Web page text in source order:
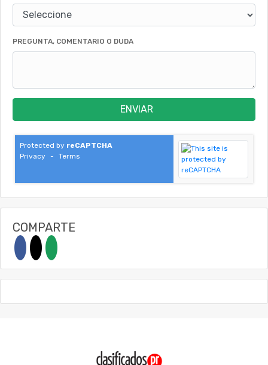
PREGUNTA, COMENTARIO O DUDA
ENVIAR
Protected by reCAPTCHA
Privacy
- Terms
COMPARTE